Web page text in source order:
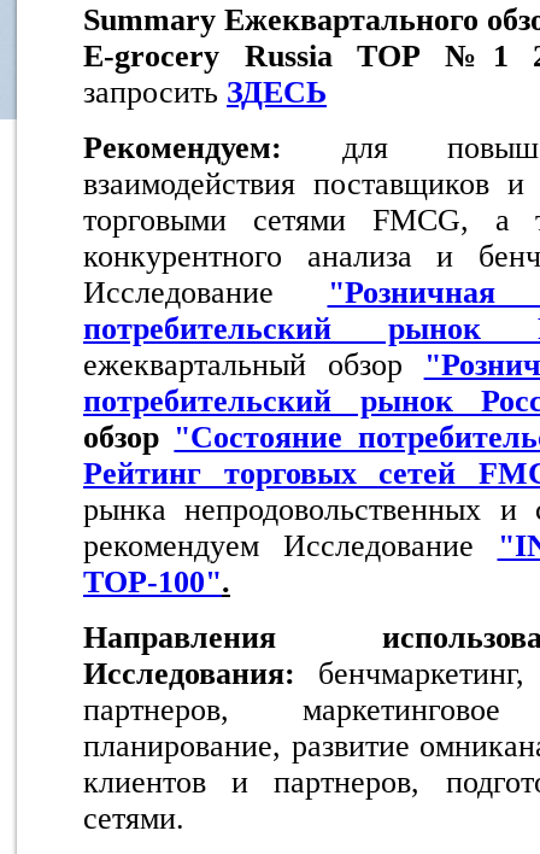
Summary Ежеквартального
E-grocery Russia TOP №1
запросить ЗДЕСЬ
Рекомендуем: для
взаимодействия поставщиков
торговыми сетями FMCG, а
конкурентного анализа и
Исследование
потребительский рынок
ежеквартальный обзор
потребительский рынок
обзор "Состояние
Рейтинг торговых сетей
рынка непродовольственных и
рекомендуем Исследование
ТOP-100".
Направления
Исследования:
партнеров,
планирование, развитие
клиентов и партнеров,
сетями.